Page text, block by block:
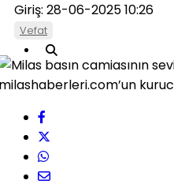
Giriş: 28-06-2025 10:26
Vefat